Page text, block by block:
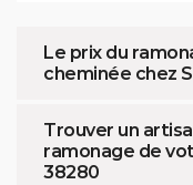
Le prix du
cheminée chez
Trouver un
ramonage de
38280